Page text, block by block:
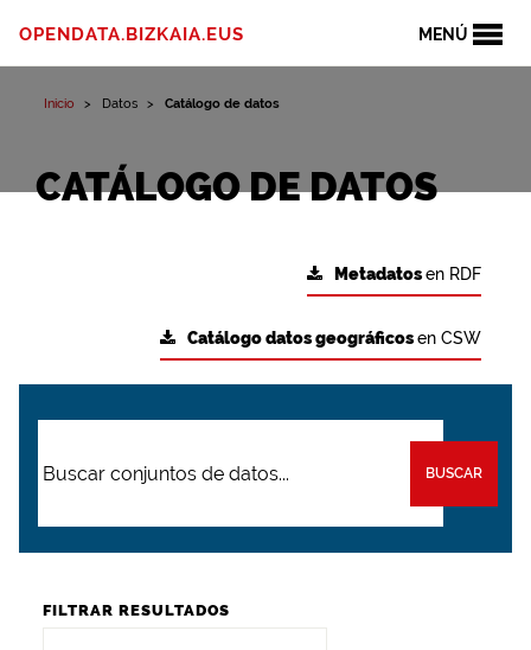
MENÚ
OPENDATA.BIZKAIA.EUS
Inicio Datos Catálogo de datos
CATÁLOGO DE DATOS
Metadatosen RDF
Catálogo datos geográficosen CSW
BUSCAR
FILTRAR RESULTADOS